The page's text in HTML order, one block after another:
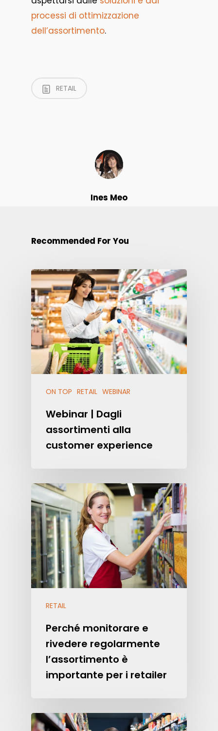
processi di ottimizzazione
dell’assortimento.
RETAIL
Ines Meo
Recommended For You
ON TOP RETAIL WEBINAR
Webinar | Dagli
assortimenti alla
customer experience
RETAIL
Perché monitorare e
rivedere regolarmente
l’assortimento è
importante per i retailer